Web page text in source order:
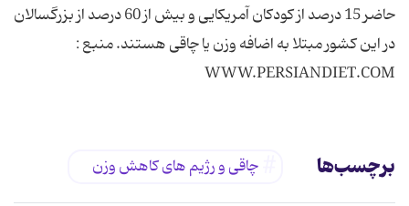
حاضر 15 درصد از کودکان آمریکایی و بیش از 60 درصد از بزرگسالان
در این کشور مبتلا به اضافه وزن یا چاقی هستند. منبع :
WWW.PERSIANDIET.COM
برچسب‌ها چاقی و رژیم های کاهش وزن